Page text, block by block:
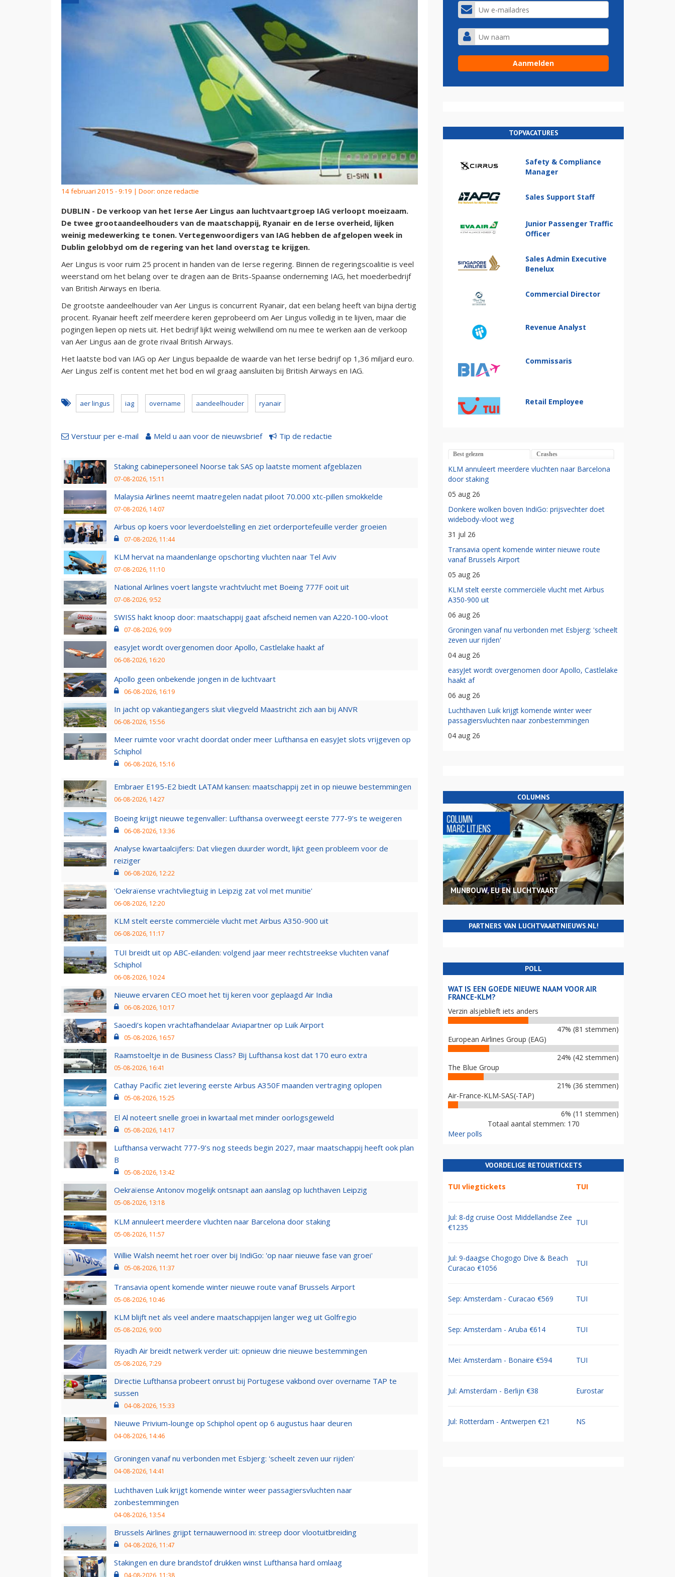
14 februari 2015 - 9:19 | Door: onze redactie
DUBLIN - De verkoop van het Ierse Aer Lingus aan luchtvaartgroep IAG verloopt moeizaam.
De twee grootaandeelhouders van de maatschappij, Ryanair en de Ierse overheid, lijken
weinig medewerking te tonen. Vertegenwoordigers van IAG hebben de afgelopen week in
Dublin gelobbyd om de regering van het land overstag te krijgen.
Aer Lingus is voor ruim 25 procent in handen van de Ierse regering. Binnen de regeringscoalitie is veel
weerstand om het belang over te dragen aan de Brits-Spaanse onderneming IAG, het moederbedrijf
van British Airways en Iberia.
De grootste aandeelhouder van Aer Lingus is concurrent Ryanair, dat een belang heeft van bijna dertig
procent. Ryanair heeft zelf meerdere keren geprobeerd om Aer Lingus volledig in te lijven, maar die
pogingen liepen op niets uit. Het bedrijf lijkt weinig welwillend om nu mee te werken aan de verkoop
van Aer Lingus aan de grote rivaal British Airways.
Het laatste bod van IAG op Aer Lingus bepaalde de waarde van het Ierse bedrijf op 1,36 miljard euro.
Aer Lingus zelf is content met het bod en wil graag aansluiten bij British Airways en IAG.
aer lingus iag overname aandeelhouder ryanair
Verstuur per e-mail Meld u aan voor de nieuwsbrief Tip de redactie
Staking cabinepersoneel Noorse tak SAS op laatste moment afgeblazen
07-08-2026, 15:11
Malaysia Airlines neemt maatregelen nadat piloot 70.000 xtc-pillen smokkelde
07-08-2026, 14:07
Airbus op koers voor leverdoelstelling en ziet orderportefeuille verder groeien
07-08-2026, 11:44
KLM hervat na maandenlange opschorting vluchten naar Tel Aviv
07-08-2026, 11:10
National Airlines voert langste vrachtvlucht met Boeing 777F ooit uit
07-08-2026, 9:52
SWISS hakt knoop door: maatschappij gaat afscheid nemen van A220-100-vloot
07-08-2026, 9:09
easyJet wordt overgenomen door Apollo, Castlelake haakt af
06-08-2026, 16:20
Apollo geen onbekende jongen in de luchtvaart
06-08-2026, 16:19
In jacht op vakantiegangers sluit vliegveld Maastricht zich aan bij ANVR
06-08-2026, 15:56
Meer ruimte voor vracht doordat onder meer Lufthansa en easyJet slots vrijgeven op
Schiphol
06-08-2026, 15:16
Embraer E195-E2 biedt LATAM kansen: maatschappij zet in op nieuwe bestemmingen
06-08-2026, 14:27
Boeing krijgt nieuwe tegenvaller: Lufthansa overweegt eerste 777-9’s te weigeren
06-08-2026, 13:36
Analyse kwartaalcijfers: Dat vliegen duurder wordt, lijkt geen probleem voor de
reiziger
06-08-2026, 12:22
'Oekraïense vrachtvliegtuig in Leipzig zat vol met munitie'
06-08-2026, 12:20
KLM stelt eerste commerciële vlucht met Airbus A350-900 uit
06-08-2026, 11:17
TUI breidt uit op ABC-eilanden: volgend jaar meer rechtstreekse vluchten vanaf
Schiphol
06-08-2026, 10:24
Nieuwe ervaren CEO moet het tij keren voor geplaagd Air India
06-08-2026, 10:17
Saoedi’s kopen vrachtafhandelaar Aviapartner op Luik Airport
05-08-2026, 16:57
Raamstoeltje in de Business Class? Bij Lufthansa kost dat 170 euro extra
05-08-2026, 16:41
Cathay Pacific ziet levering eerste Airbus A350F maanden vertraging oplopen
05-08-2026, 15:25
El Al noteert snelle groei in kwartaal met minder oorlogsgeweld
05-08-2026, 14:17
Lufthansa verwacht 777-9’s nog steeds begin 2027, maar maatschappij heeft ook plan
B
05-08-2026, 13:42
Oekraïense Antonov mogelijk ontsnapt aan aanslag op luchthaven Leipzig
05-08-2026, 13:18
KLM annuleert meerdere vluchten naar Barcelona door staking
05-08-2026, 11:57
Willie Walsh neemt het roer over bij IndiGo: 'op naar nieuwe fase van groei'
05-08-2026, 11:37
Transavia opent komende winter nieuwe route vanaf Brussels Airport
05-08-2026, 10:46
KLM blijft net als veel andere maatschappijen langer weg uit Golfregio
05-08-2026, 9:00
Riyadh Air breidt netwerk verder uit: opnieuw drie nieuwe bestemmingen
05-08-2026, 7:29
Directie Lufthansa probeert onrust bij Portugese vakbond over overname TAP te
sussen
04-08-2026, 15:33
Nieuwe Privium-lounge op Schiphol opent op 6 augustus haar deuren
04-08-2026, 14:46
Groningen vanaf nu verbonden met Esbjerg: 'scheelt zeven uur rijden'
04-08-2026, 14:41
Luchthaven Luik krijgt komende winter weer passagiersvluchten naar
zonbestemmingen
04-08-2026, 13:54
Brussels Airlines grijpt ternauwernood in: streep door vlootuitbreiding
04-08-2026, 11:47
Stakingen en dure brandstof drukken winst Lufthansa hard omlaag
TOPVACATURES
Safety & Compliance
Manager
Sales Support Staff
Junior Passenger Traffic
Officer
Sales Admin Executive
Benelux
Commercial Director
Revenue Analyst
Commissaris
Retail Employee
Best gelezen Crashes
KLM annuleert meerdere vluchten naar Barcelona
door staking
05 aug 26
Donkere wolken boven IndiGo: prijsvechter doet
widebody-vloot weg
31 jul 26
Transavia opent komende winter nieuwe route
vanaf Brussels Airport
05 aug 26
KLM stelt eerste commerciële vlucht met Airbus
A350-900 uit
06 aug 26
Groningen vanaf nu verbonden met Esbjerg: 'scheelt
zeven uur rijden'
04 aug 26
easyJet wordt overgenomen door Apollo, Castlelake
haakt af
06 aug 26
Luchthaven Luik krijgt komende winter weer
passagiersvluchten naar zonbestemmingen
04 aug 26
COLUMNS
MIJNBOUW, EU EN LUCHTVAART
PARTNERS VAN LUCHTVAARTNIEUWS.NL!
POLL
WAT IS EEN GOEDE NIEUWE NAAM VOOR AIR
FRANCE-KLM?
Verzin alsjeblieft iets anders
47% (81 stemmen)
European Airlines Group (EAG)
24% (42 stemmen)
The Blue Group
21% (36 stemmen)
Air-France-KLM-SAS(-TAP)
6% (11 stemmen)
Totaal aantal stemmen: 170
Meer polls
VOORDELIGE RETOURTICKETS
TUI vliegtickets TUI
Jul: 8-dg cruise Oost Middellandse Zee
€1235
TUI
Jul: 9-daagse Chogogo Dive & Beach
Curacao €1056
TUI
Sep: Amsterdam - Curacao €569 TUI
Sep: Amsterdam - Aruba €614 TUI
Mei: Amsterdam - Bonaire €594 TUI
Jul: Amsterdam - Berlijn €38 Eurostar
Jul: Rotterdam - Antwerpen €21 NS